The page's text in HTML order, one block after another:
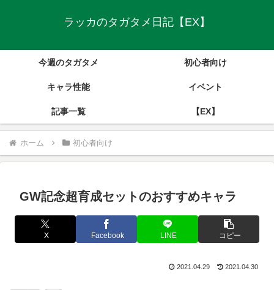
ラッカのタガタメ日記【EX】
今週のタガタメ 初心者向け
キャラ性能 イベント
記事一覧 【EX】
ホーム 初心者向け
GW記念超育成セットのおすすめキャラ
X Facebook LINE コピー
2021.04.29 2021.04.30